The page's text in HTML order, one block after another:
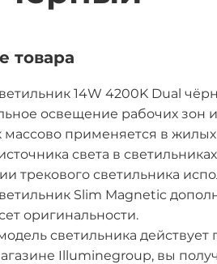
товара
14W 4200K Dual
освещение рабочих зон
массово применяется в
света в
трекового светильника
Slim Magnetic
оригинальности.
светильника действует
Illuminegroup, вы